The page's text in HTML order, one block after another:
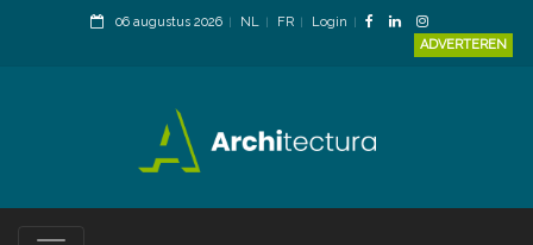
06 augustus 2026 NL FR
Login
ADVERTEREN